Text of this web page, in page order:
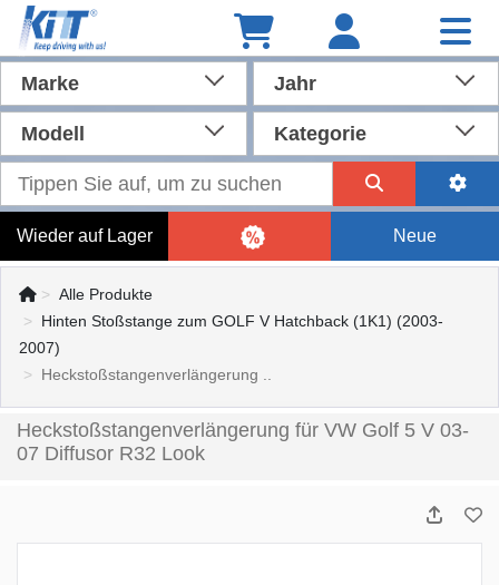
Marke Jahr
Modell Kategorie
Wieder auf Lager Neue
Alle Produkte
Hinten Stoßstange zum GOLF V Hatchback (1K1) (2003-
2007)
Heckstoßstangenverlängerung ..
Heckstoßstangenverlängerung für VW Golf 5 V 03-
07 Diffusor R32 Look